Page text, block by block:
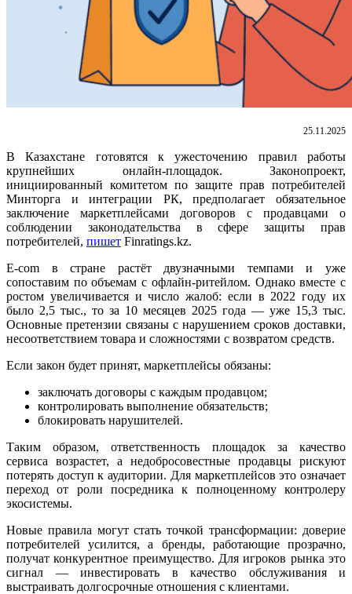
25.11.2025
В Казахстане готовятся к ужесточению правил работы
крупнейших онлайн‑площадок. Законопроект,
инициированный комитетом по защите прав потребителей
Минторга и интеграции РК, предполагает обязательное
заключение маркетплейсами договоров с продавцами о
соблюдении законодательства в сфере защиты прав
потребителей, пишет Finratings.kz.
E‑com в стране растёт двузначными темпами и уже
сопоставим по объемам с офлайн‑ритейлом. Однако вместе с
ростом увеличивается и число жалоб: если в 2022 году их
было 2,5 тыс., то за 10 месяцев 2025 года — уже 15,3 тыс.
Основные претензии связаны с нарушением сроков доставки,
несоответствием товара и сложностями с возвратом средств.
Если закон будет принят, маркетплейсы обязаны:
заключать договоры с каждым продавцом;
контролировать выполнение обязательств;
блокировать нарушителей.
Таким образом, ответственность площадок за качество
сервиса возрастет, а недобросовестные продавцы рискуют
потерять доступ к аудитории. Для маркетплейсов это означает
переход от роли посредника к полноценному контролеру
экосистемы.
Новые правила могут стать точкой трансформации: доверие
потребителей усилится, а бренды, работающие прозрачно,
получат конкурентное преимущество. Для игроков рынка это
сигнал — инвестировать в качество обслуживания и
выстраивать долгосрочные отношения с клиентами.